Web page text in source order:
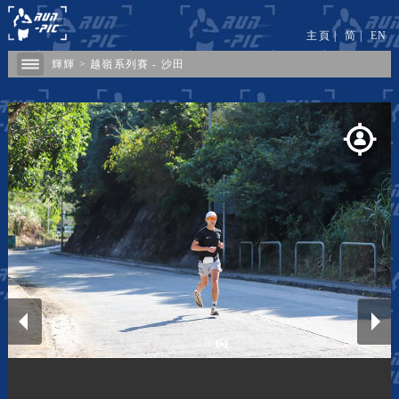
輝輝 > ​越嶺系列賽 - 沙田
主頁 | 简| EN